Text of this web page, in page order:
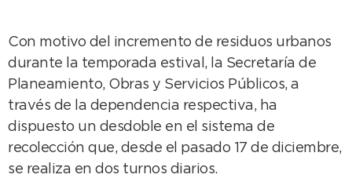
Con motivo del incremento de residuos urbanos
durante la temporada estival, la Secretaría de
Planeamiento, Obras y Servicios Públicos, a
través de la dependencia respectiva, ha
dispuesto un desdoble en el sistema de
recolección que, desde el pasado 17 de diciembre,
se realiza en dos turnos diarios.